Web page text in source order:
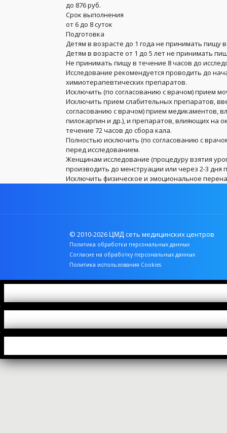
до 876 руб.
Срок выполнения
от 6 до 8 суток
Подготовка
Детям в возрасте до 1 года не принимать пищу
Детям в возрасте от 1 до 5 лет не принимать
Не принимать пищу в течение 8 часов до
Исследование рекомендуется проводить до
химиотерапевтических препаратов.
Исключить (по согласованию с врачом) прием
Исключить прием слабительных препаратов,
согласованию с врачом) прием медикаментов,
пилокарпин и др.), и препаратов, влияющих на
течение 72 часов до сбора кала.
Полностью исключить (по согласованию с
перед исследованием.
Женщинам исследование (процедуру взятия
производить до менструации или через 2-3 дня
Исключить физическое и эмоциональное
© 2010-2026 ЦМД сеть медицинских центров
Политика обработки персональных данных
Согласие на обработку персональных данных
Политика использования Cookies